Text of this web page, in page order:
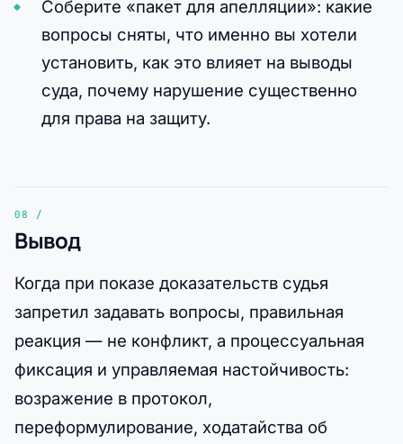
Соберите «пакет для апелляции»: какие
вопросы сняты, что именно вы хотели
установить, как это влияет на выводы
суда, почему нарушение существенно
для права на защиту.
Вывод
Когда при показе доказательств судья
запретил задавать вопросы, правильная
реакция — не конфликт, а процессуальная
фиксация и управляемая настойчивость:
возражение в протокол,
переформулирование, ходатайства об